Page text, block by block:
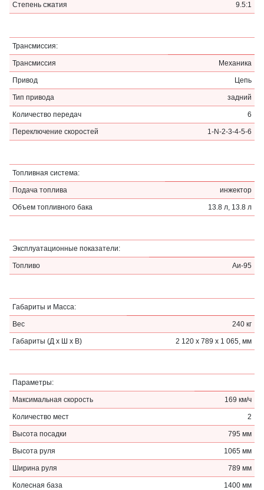
Степень сжатия 9.5:1
Трансмиссия:
Трансмиссия Механика
Привод Цепь
Тип привода задний
Количество передач 6
Переключение скоростей 1-N-2-3-4-5-6
Топливная система:
Подача топлива инжектор
Объем топливного бака 13.8 л, 13.8 л
Эксплуатационные показатели:
Топливо Аи-95
Габариты и Масса:
Вес 240 кг
Габариты (Д x Ш x В) 2 120 x 789 x 1 065, мм
Параметры:
Максимальная скорость 169 км/ч
Количество мест 2
Высота посадки 795 мм
Высота руля 1065 мм
Ширина руля 789 мм
Колесная база 1400 мм